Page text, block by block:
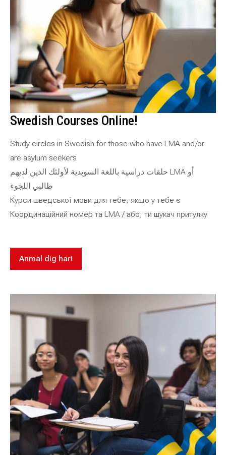
Swedish Courses Online!
Study circles in Swedish for those who have LMA and/or
are asylum seekers
حلقات دراسية باللغة السويدية لأولئك الذين لديهم LMA أو
طالبي اللجوء
Курси шведської мови для тебе, якщо у тебе є
Координаційний номер та LMA / або, ти шукач притулку
Anmäl dig här!